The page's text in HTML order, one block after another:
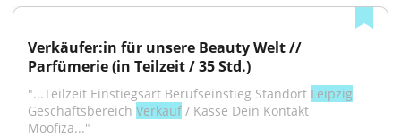
Verkäufer:in für unsere Beauty Welt //
Parfümerie (in Teilzeit / 35 Std.)
"...Teilzeit Einstiegsart Berufseinstieg Standort Leipzig
Geschäftsbereich Verkauf / Kasse Dein Kontakt
Moofiza..."